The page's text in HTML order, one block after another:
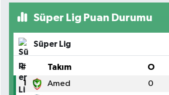
Süper Lig Puan Durumu
Süper Lig
# Takım O
1 Amed 0